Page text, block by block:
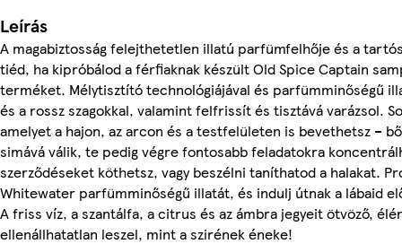
Leírás
A magabiztosság felejthetetlen illatú parfümfelhője és a
tiéd, ha kipróbálod a férfiaknak készült Old Spice Captain
terméket. Mélytisztító technológiájával és parfümminőségű
és a rossz szagokkal, valamint felfrissít és tisztává varázsol.
amelyet a hajon, az arcon és a testfelületen is bevethetsz –
simává válik, te pedig végre fontosabb feladatokra
szerződéseket köthetsz, vagy beszélni taníthatod a halakat.
Whitewater parfümminőségű illatát, és indulj útnak a lábaid
A friss víz, a szantálfa, a citrus és az ámbra jegyeit ötvöző,
ellenállhatatlan leszel, mint a szirének éneke!